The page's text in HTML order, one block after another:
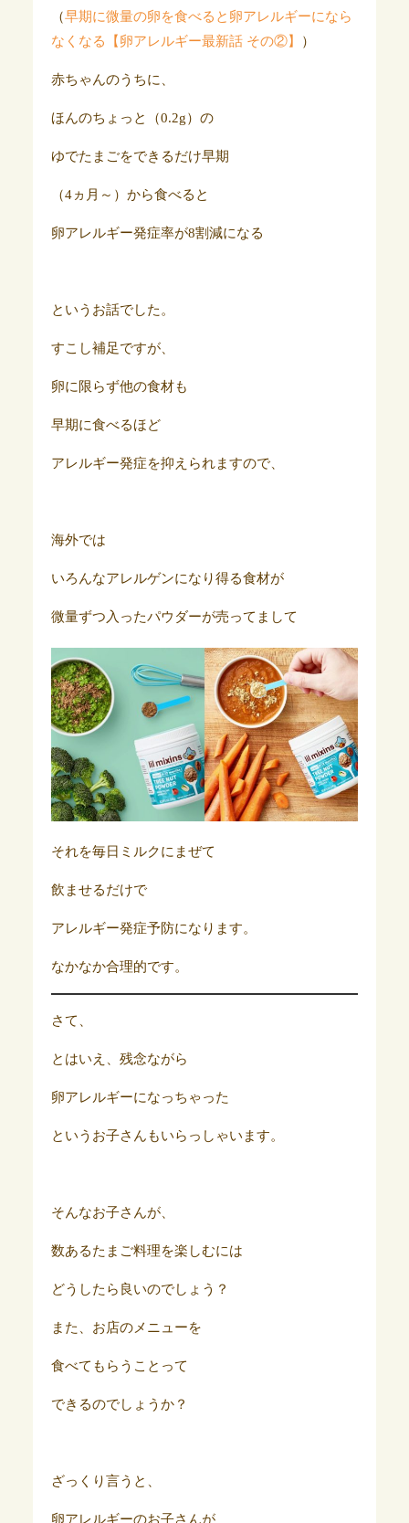
（早期に微量の卵を食べると卵アレルギーになら
なくなる【卵アレルギー最新話 その②】
）
赤ちゃんのうちに、
ほんのちょっと（0.2g）の
ゆでたまごをできるだけ早期
（4ヵ月～）から食べると
卵アレルギー発症率が8割減になる
というお話でした。
すこし補足ですが、
卵に限らず他の食材も
早期に食べるほど
アレルギー発症を抑えられますので、
海外では
いろんなアレルゲンになり得る食材が
微量ずつ入ったパウダーが売ってまして
それを毎日ミルクにまぜて
飲ませるだけで
アレルギー発症予防になります。
なかなか合理的です。
さて、
とはいえ、残念ながら
卵アレルギーになっちゃった
というお子さんもいらっしゃいます。
そんなお子さんが、
数あるたまご料理を楽しむには
どうしたら良いのでしょう？
また、お店のメニューを
食べてもらうことって
できるのでしょうか？
ざっくり言うと、
卵アレルギーのお子さんが